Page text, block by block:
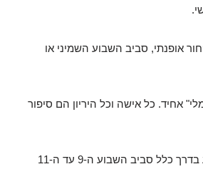
אופנתי, סביב השבוע השמיני או
אחיד. כל אישה וכל היריון הם סיפור
השיא של הבחילות מגיע בדרך כלל סביב השבוע ה-9 עד ה-11